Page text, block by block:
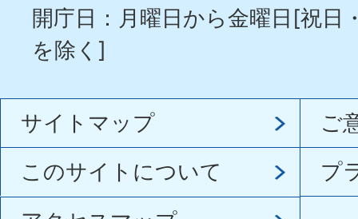
開庁日：月曜日から金曜日[祝日
を除く]
サイトマップ
ご
このサイトについて
プ